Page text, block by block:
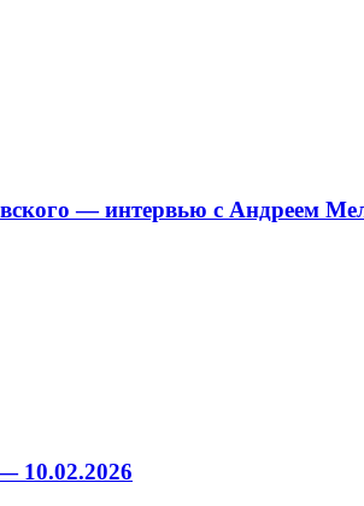
— интервью с Андреем
10.02.2026